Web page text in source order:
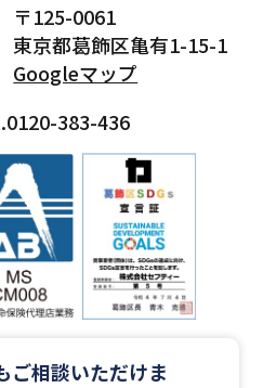
〒125-0061
東京都葛飾区亀有1-15-1
Googleマップ
383-436
ご相談いただけま